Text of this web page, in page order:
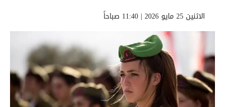
الاثنين 25 مايو 2026 | 11:40 صباحاً